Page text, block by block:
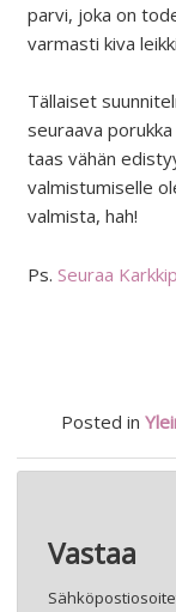
parvi, joka on
varmasti kiva
Tällaiset
seuraava
taas vähän
valmistumiselle
valmista, hah!
Ps. Seuraa
Posted in
Vastaa